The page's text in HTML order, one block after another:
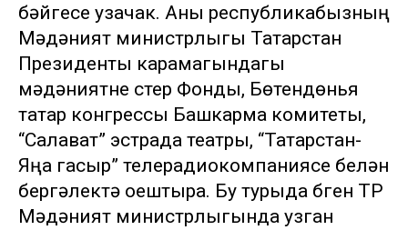
бәйгесе узачак. Аны республикабызның
Мәдәният министрлыгы Татарстан
Президенты карамагындагы
мәдәниятне үстерү Фонды, Бөтендөнья
татар конгрессы Башкарма комитеты,
“Салават” эстрада театры, “Татарстан-
Яңа гасыр” телерадиокомпаниясе белән
бергәлектә оештыра. Бу турыда бүген ТР
Мәдәният министрлыгында узган